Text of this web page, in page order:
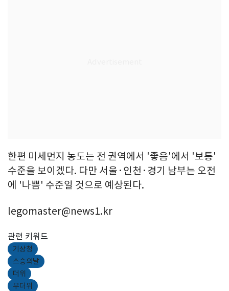
한편 미세먼지 농도는 전 권역에서 '좋음'에서 '보통'
수준을 보이겠다. 다만 서울·인천·경기 남부는 오전
에 '나쁨' 수준일 것으로 예상된다.
legomaster@news1.kr
관련 키워드
기상청
스승의날
더위
무더위